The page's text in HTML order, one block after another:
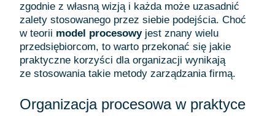
zgodnie z własną wizją i każda może uzasadnić
zalety stosowanego przez siebie podejścia. Choć
w teorii model procesowyjest znany wielu
przedsiębiorcom, to warto przekonać się jakie
praktyczne korzyści dla organizacji wynikają
ze stosowania takie metody zarządzania firmą.
Organizacja procesowa w praktyce